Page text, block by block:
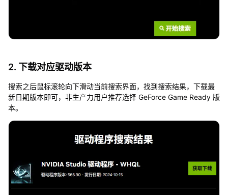
2. 下载对应驱动版本
搜索之后鼠标滚轮向下滑动当前搜索界面，找到搜索结果，下载最
新日期版本即可，非生产力用户推荐选择 GeForce Game Ready 版
本。